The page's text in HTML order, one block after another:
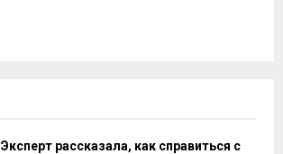
Эксперт рассказала, как справиться с